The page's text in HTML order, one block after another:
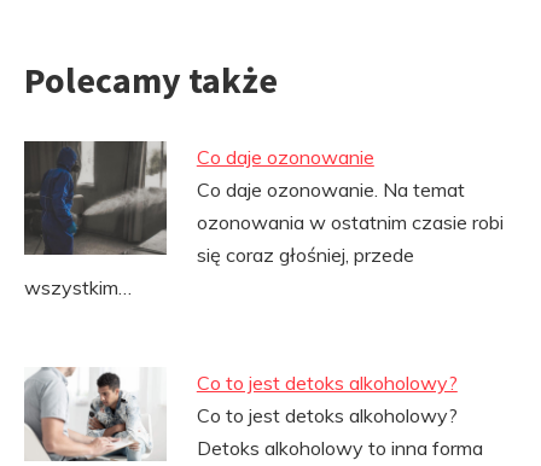
Polecamy także
Co daje ozonowanie
Co daje ozonowanie. Na temat
ozonowania w ostatnim czasie robi
się coraz głośniej, przede
wszystkim…
Co to jest detoks alkoholowy?
Co to jest detoks alkoholowy?
Detoks alkoholowy to inna forma